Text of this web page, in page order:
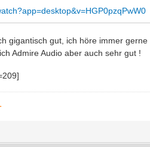
gigantisch gut, ich höre immer
Admire Audio aber auch sehr gut !